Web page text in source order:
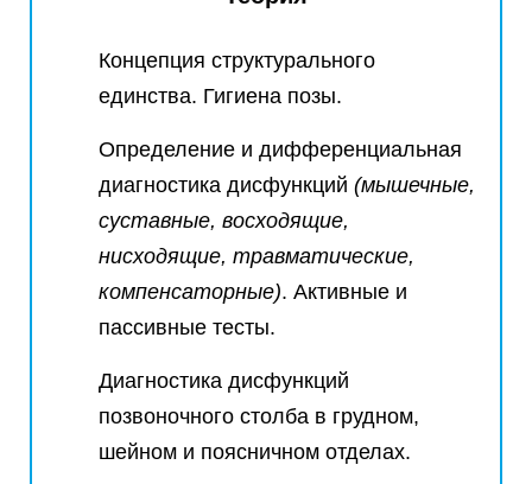
Концепция структурального
единства. Гигиена позы.
Определение и дифференциальная
диагностика дисфункций (мышечные,
суставные, восходящие,
нисходящие, травматические,
компенсаторные). Активные и
пассивные тесты.
Диагностика дисфункций
позвоночного столба в грудном,
шейном и поясничном отделах.